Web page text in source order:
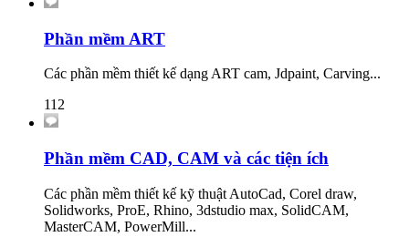
Phần mềm ART
Các phần mềm thiết kế dạng ART cam, Jdpaint, Carving...
112
Phần mềm CAD, CAM và các tiện ích
Các phần mềm thiết kế kỹ thuật AutoCad, Corel draw,
Solidworks, ProE, Rhino, 3dstudio max, SolidCAM,
MasterCAM, PowerMill...